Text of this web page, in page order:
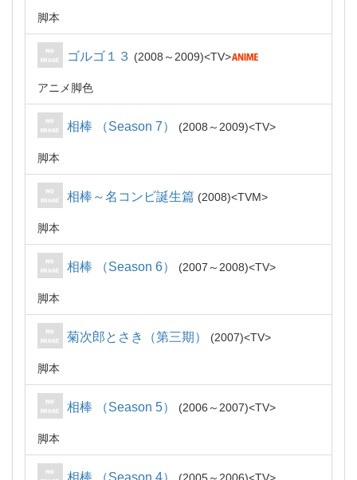
脚本
ゴルゴ１３ 2008～2009 TV
アニメ脚色
相棒 （Season 7） 2008～2009 TV
脚本
相棒～名コンビ誕生篇 2008 TVM
脚本
相棒 （Season 6） 2007～2008 TV
脚本
菊次郎とさき（第三期） 2007 TV
脚本
相棒 （Season 5） 2006～2007 TV
脚本
相棒 （Season 4）